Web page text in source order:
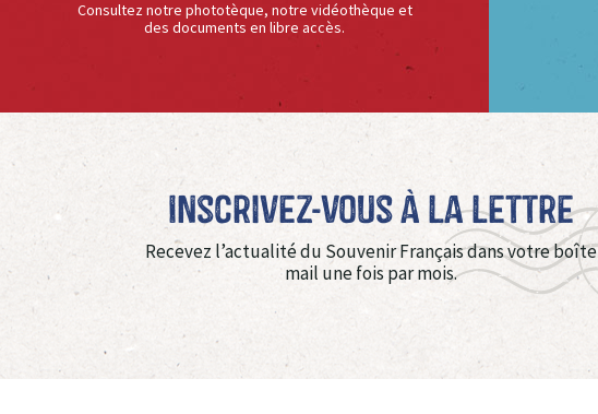
Consultez notre phototèque, notre vidéothèque et
des documents en libre accès.
Inscrivez-vous à La Lettre
Recevez l’actualité du Souvenir Français dans votre boîte
mail une fois par mois.